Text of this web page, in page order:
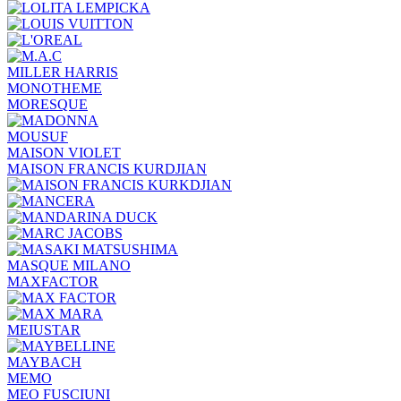
MILLER HARRIS
MONOTHEME
MORESQUE
MOUSUF
MAISON VIOLET
MAISON FRANCIS KURDJIAN
MASQUE MILANO
MAXFACTOR
MEIUSTAR
MAYBACH
MEMO
MEO FUSCIUNI